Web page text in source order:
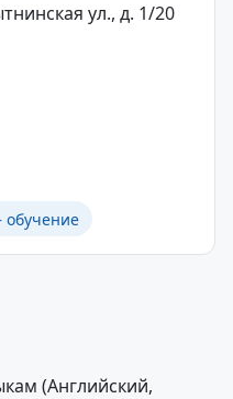
ул., д. 1/20
обучение
(Английский,